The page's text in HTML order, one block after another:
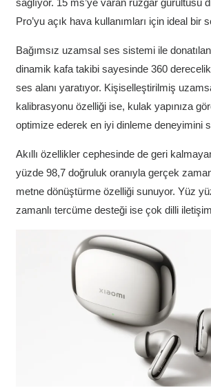
sağlıyor. 15 ms’ye varan rüzgar gürültüsü
Pro’yu açık hava kullanımları için ideal bir
Bağımsız uzamsal ses sistemi ile
dinamik kafa takibi sayesinde 360
ses alanı yaratıyor. Kişiselleştirilmiş
kalibrasyonu özelliği ise, kulak yapınıza
optimize ederek en iyi dinleme deneyimini
Akıllı özellikler cephesinde de geri
yüzde 98,7 doğruluk oranıyla gerçek
metne dönüştürme özelliği sunuyor. Yüz
zamanlı tercüme desteği ise çok dilli